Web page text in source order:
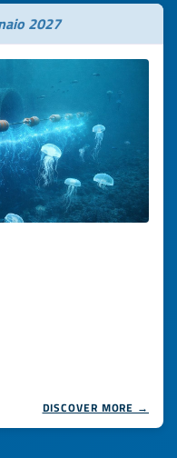
2027
DISCOVER MORE →